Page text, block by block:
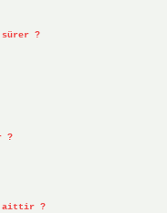
?
?
aittir ?